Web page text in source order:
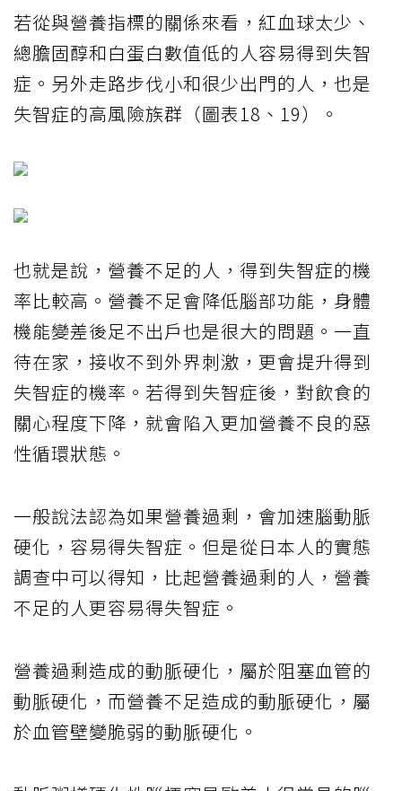
若從與營養指標的關係來看，紅血球太少、
總膽固醇和白蛋白數值低的人容易得到失智
症。另外走路步伐小和很少出門的人，也是
失智症的高風險族群（圖表18、19）。
也就是說，營養不足的人，得到失智症的機
率比較高。營養不足會降低腦部功能，身體
機能變差後足不出戶也是很大的問題。一直
待在家，接收不到外界刺激，更會提升得到
失智症的機率。若得到失智症後，對飲食的
關心程度下降，就會陷入更加營養不良的惡
性循環狀態。
一般說法認為如果營養過剩，會加速腦動脈
硬化，容易得失智症。但是從日本人的實態
調查中可以得知，比起營養過剩的人，營養
不足的人更容易得失智症。
營養過剩造成的動脈硬化，屬於阻塞血管的
動脈硬化，而營養不足造成的動脈硬化，屬
於血管壁變脆弱的動脈硬化。